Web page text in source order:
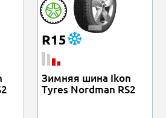
R15
Зимняя шина Ikon
Tyres Nordman RS2